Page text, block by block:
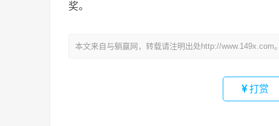
奖。
本文来自与躺赢网，转载请注明出处http://www.149x.com。
打赏